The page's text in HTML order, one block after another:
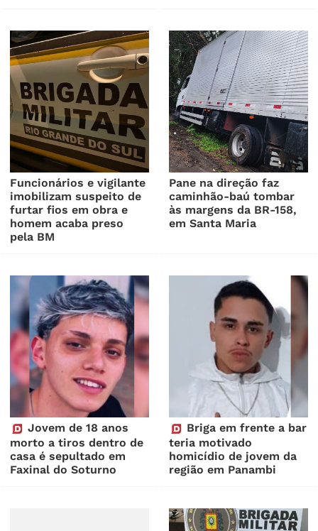
Funcionários e vigilante
imobilizam suspeito de
furtar fios em obra e
homem acaba preso
pela BM
Pane na direção faz
caminhão-baú tombar
às margens da BR-158,
em Santa Maria
Jovem de 18 anos
morto a tiros dentro de
casa é sepultado em
Faxinal do Soturno
Briga em frente a bar
teria motivado
homicídio de jovem da
região em Panambi